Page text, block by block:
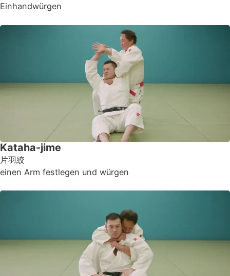
Einhandwürgen
Kataha-jime
片羽絞
einen Arm festlegen und würgen